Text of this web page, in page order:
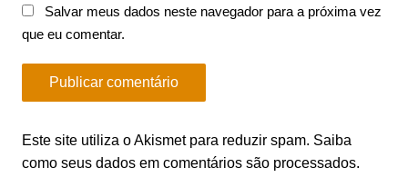
Salvar meus dados neste navegador para a próxima vez
que eu comentar.
Este site utiliza o Akismet para reduzir spam. Saiba
como seus dados em comentários são processados.